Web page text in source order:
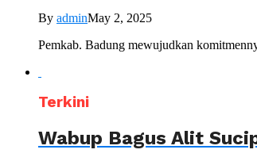
By adminMay 2, 2025
Pemkab. Badung mewujudkan
Terkini
Wabup Bagus Alit